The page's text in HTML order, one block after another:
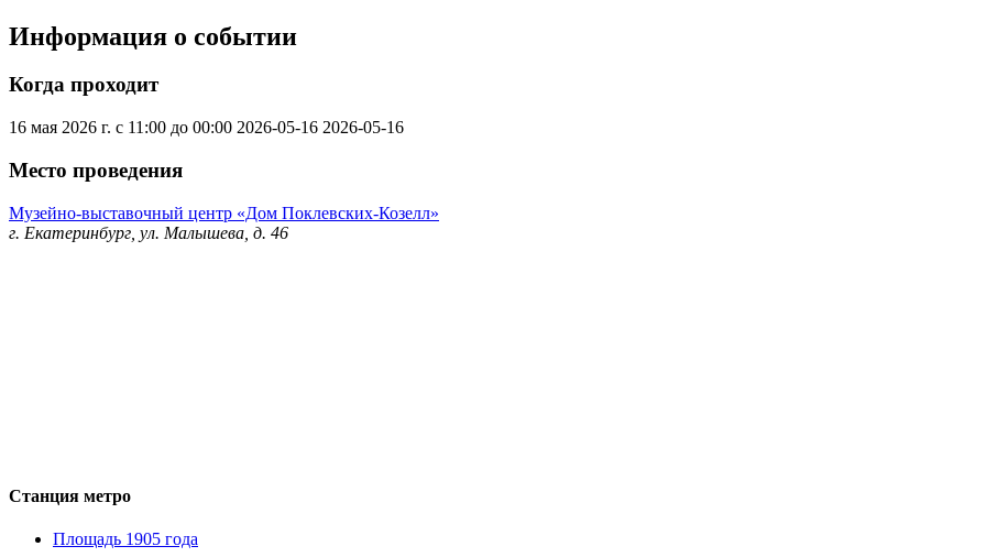
Информация о событии
Когда проходит
16 мая 2026 г. с 11:00 до 00:00 2026-05-16 2026-05-16
Место проведения
Музейно-выставочный центр «Дом Поклевских-Козелл»
г. Екатеринбург, ул. Малышева, д. 46
Станция метро
Площадь 1905 года